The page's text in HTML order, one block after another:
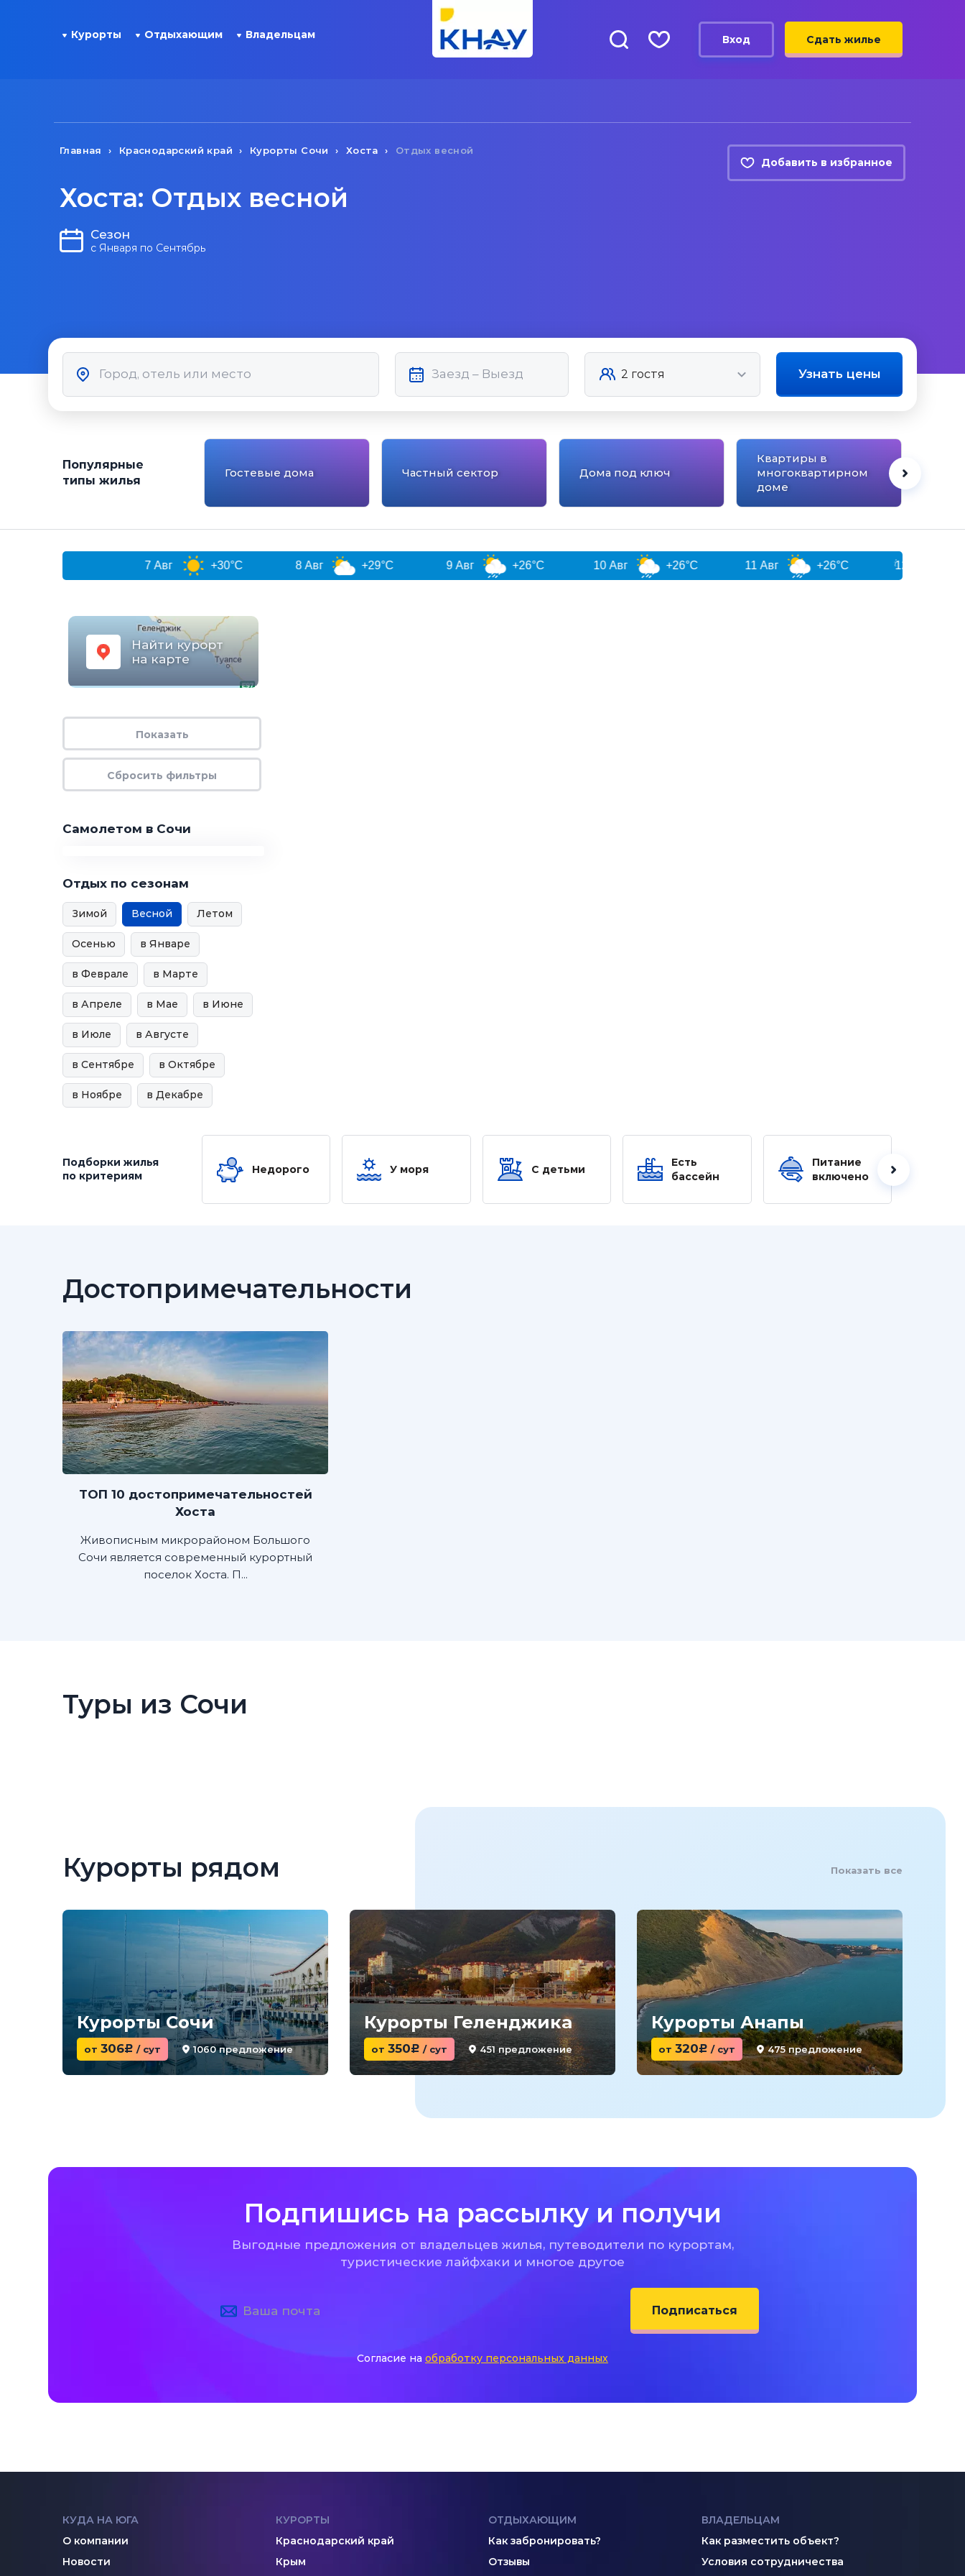
Курорты Отдыхающим Владельцам Вход Сдать жилье
Главная Краснодарский край Курорты Сочи Хоста Отдых весной
Добавить в избранное
Хоста: Отдых весной
Сезон
с Января по Сентябрь
Узнать цены
Популярные
типы жилья
Гостевые дома Частный сектор Дома под ключ
Квартиры в
многоквартирном
доме
+30°C +29°C +26°C +26°C +26°C
Найти курорт
на карте
Самолетом в Сочи
Отдых по сезонам
Зимой Весной Летом
Осенью в Январе
в Феврале в Марте
в Апреле в Мае в Июне
в Июле в Августе
в Сентябре в Октябре
в Ноябре в Декабре
Подборки жилья
по критериям
Недорого У моря С детьми
Есть
бассейн
Питание
включено
Достопримечательности
ТОП 10 достопримечательностей
Хоста
Живописным микрорайоном Большого
Сочи является современный курортный
поселок Хоста. П...
Туры из Сочи
Курорты рядом
Курорты Сочи
от 306c / сут 1060 предложение
Курорты Геленджика
от 350c / сут 451 предложение
Курорты Анапы
от 320c / сут 475 предложение
Показать все
Подпишись на рассылку и получи
Выгодные предложения от владельцев жилья, путеводители по курортам,
туристические лайфхаки и многое другое
Подписаться
Согласие на обработку персональных данных
КУДА НА ЮГА
О компании
Новости
КУРОРТЫ
Краснодарский край
Крым
ОТДЫХАЮЩИМ
Как забронировать?
Отзывы
ВЛАДЕЛЬЦАМ
Как разместить объект?
Условия сотрудничества